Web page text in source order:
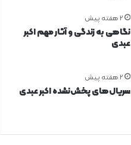
2 هفته پیش
نگاهی به زندگی و آثار مهم اکبر
عبدی
2 هفته پیش
سریال‌های پخش‌نشده اکبر عبدی